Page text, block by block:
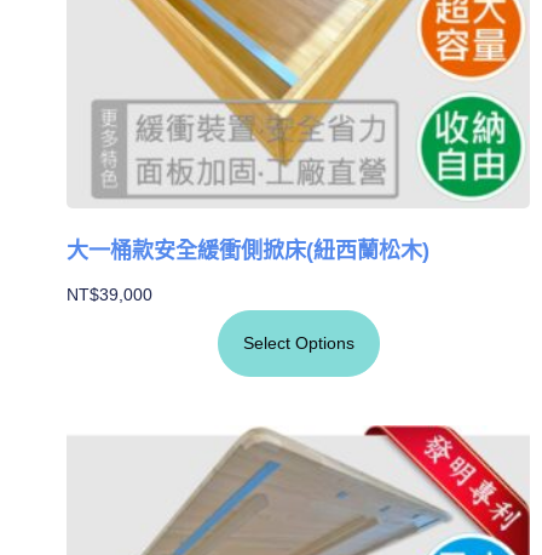
大一桶款安全緩衝側掀床(紐西蘭松木)
NT$39,000
Select Options